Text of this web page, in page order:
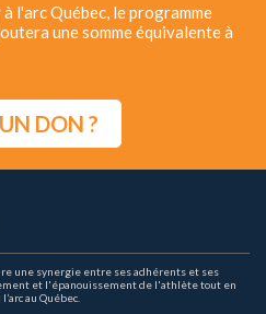
l'arc Québec, le programme
une somme équivalente à
DON ?
une synergie entre ses adhérents et ses
et l'épanouissement de l'athlète tout en
au Québec.